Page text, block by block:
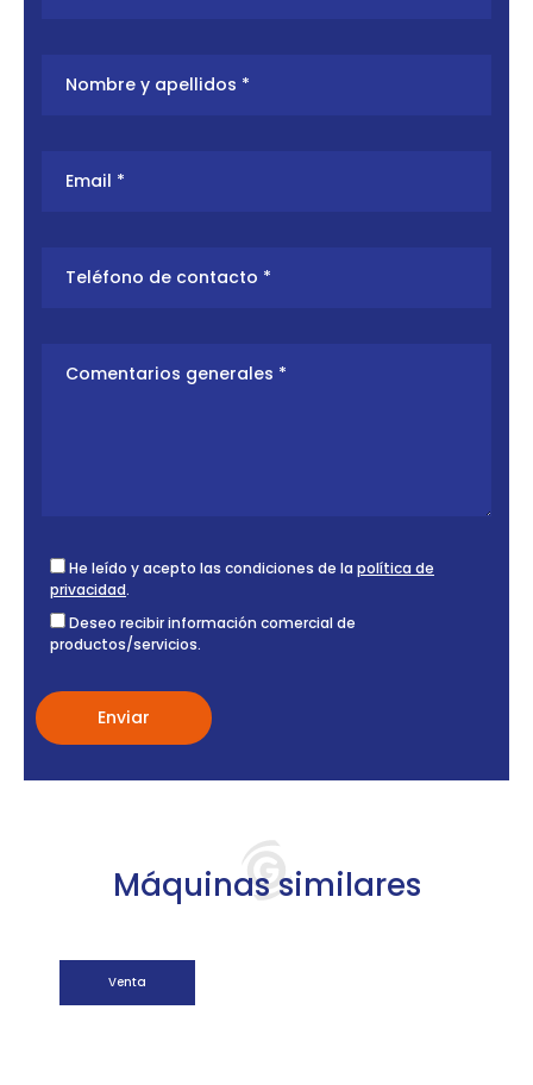
He leído y acepto las condiciones de la política de
privacidad.
Deseo recibir información comercial de
productos/servicios.
Máquinas similares
Venta